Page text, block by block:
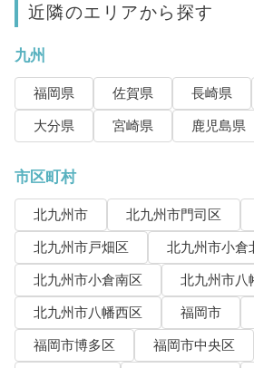
近隣のエリアから探す
九州
福岡県 佐賀県 長崎県
大分県
宮崎県 鹿児島県
市区町村
北九州市 北九州市門司区
北九州市戸畑区
北九州市小倉
北九州市小倉南区
北九州市八
北九州市八幡西区
福岡市
福岡市博多区
福岡市中央区